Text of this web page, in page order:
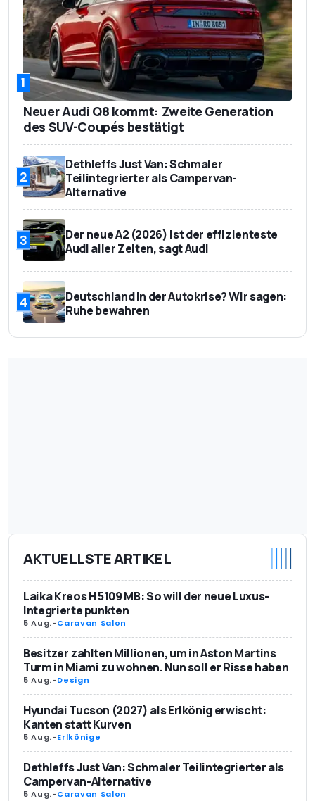
1
Neuer Audi Q8 kommt: Zweite Generation
des SUV-Coupés bestätigt
2
Dethleffs Just Van: Schmaler
Teilintegrierter als Campervan-
Alternative
3
Der neue A2 (2026) ist der effizienteste
Audi aller Zeiten, sagt Audi
4
Deutschland in der Autokrise? Wir sagen:
Ruhe bewahren
AKTUELLSTE ARTIKEL
Laika Kreos H 5109 MB: So will der neue Luxus-
Integrierte punkten
5 Aug.-Caravan Salon
Besitzer zahlten Millionen, um in Aston Martins
Turm in Miami zu wohnen. Nun soll er Risse haben
5 Aug.-Design
Hyundai Tucson (2027) als Erlkönig erwischt:
Kanten statt Kurven
5 Aug.-Erlkönige
Dethleffs Just Van: Schmaler Teilintegrierter als
Campervan-Alternative
5 Aug.-Caravan Salon